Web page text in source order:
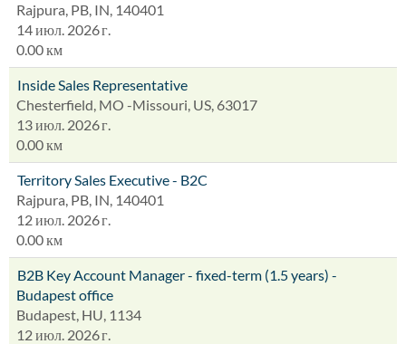
Rajpura, PB, IN, 140401
14 июл. 2026 г.
0.00 км
Inside Sales Representative
Chesterfield, MO -Missouri, US, 63017
13 июл. 2026 г.
0.00 км
Territory Sales Executive - B2C
Rajpura, PB, IN, 140401
12 июл. 2026 г.
0.00 км
B2B Key Account Manager - fixed-term (1.5 years) -
Budapest office
Budapest, HU, 1134
12 июл. 2026 г.